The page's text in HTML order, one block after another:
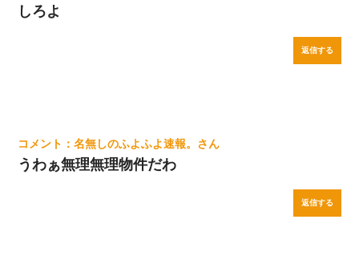
しろよ
返信する
名無しのふよふよ速報。
うわぁ無理無理物件だわ
返信する